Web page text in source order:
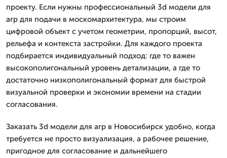
проекту. Если нужны профессиональный 3d модели для
агр для подачи в москомархитектура, мы строим
цифровой объект с учетом геометрии, пропорций, высот,
рельефа и контекста застройки. Для каждого проекта
подбирается индивидуальный подход: где то важен
высокополигональный уровень детализации, а где то
достаточно низкополигональный формат для быстрой
визуальной проверки и экономии времени на стадии
согласования.
Заказать 3d модели для агр в Новосибирск удобно, когда
требуется не просто визуализация, а рабочее решение,
пригодное для согласование и дальнейшего